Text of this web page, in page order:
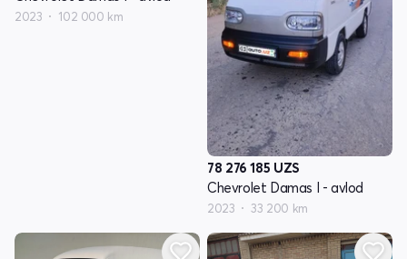
2023 102 000 km
78 276 185 UZS
Chevrolet Damas I - avlod
2023 33 200 km